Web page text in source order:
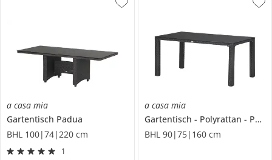
a casa mia
Gartentisch Padua
BHL 100|74|220 cm
1
a casa mia
Gartentisch
Polyrattan
Padua
BHL 90|75|160 cm